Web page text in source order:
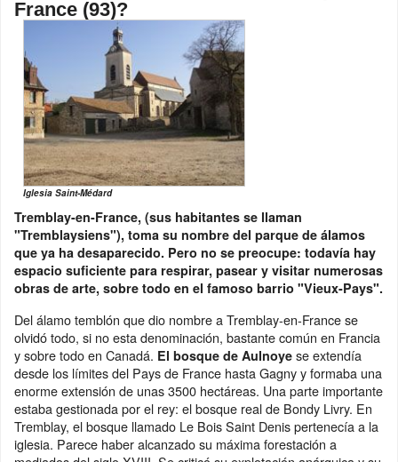
France (93)?
Iglesia Saint-Médard
Tremblay-en-France, (sus habitantes se llaman
"Tremblaysiens"), toma su nombre del parque de álamos
que ya ha desaparecido. Pero no se preocupe: todavía hay
espacio suficiente para respirar, pasear y visitar numerosas
obras de arte, sobre todo en el famoso barrio "Vieux-Pays".
Del álamo temblón que dio nombre a Tremblay-en-France se
olvidó todo, si no esta denominación, bastante común en Francia
y sobre todo en Canadá. El bosque de Aulnoye se extendía
desde los límites del Pays de France hasta Gagny y formaba una
enorme extensión de unas 3500 hectáreas. Una parte importante
estaba gestionada por el rey: el bosque real de Bondy Livry. En
Tremblay, el bosque llamado Le Bois Saint Denis pertenecía a la
iglesia. Parece haber alcanzado su máxima forestación a